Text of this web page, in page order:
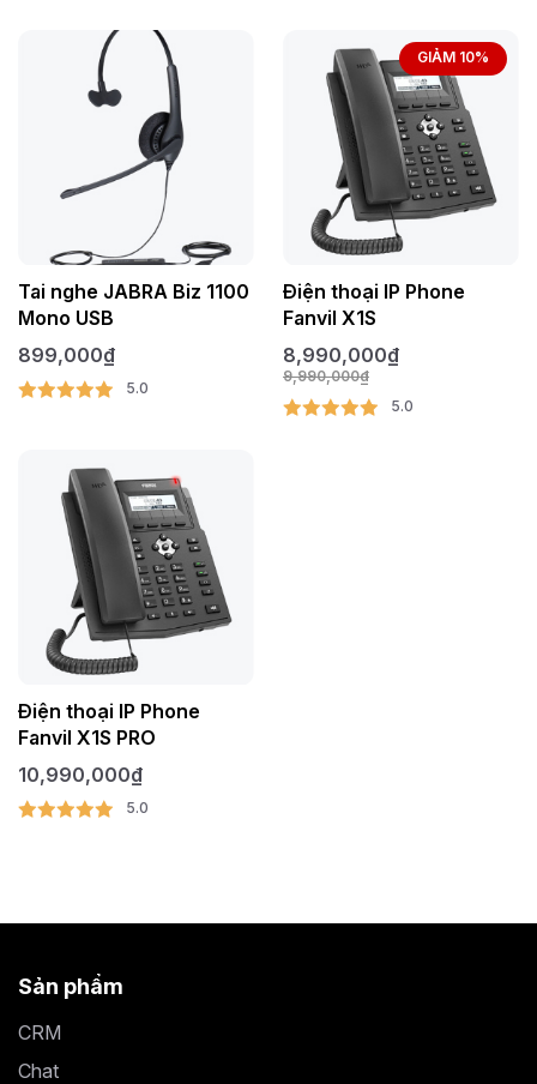
Tai nghe JABRA Biz 1100
Mono USB
899,000₫
5.0
GIẢM 10%
Điện thoại IP Phone
Fanvil X1S
8,990,000₫
9,990,000₫
5.0
Điện thoại IP Phone
Fanvil X1S PRO
10,990,000₫
5.0
Sản phẩm
CRM
Chat